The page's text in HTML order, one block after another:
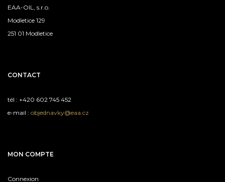
EAA-OIL, s.r.o.
Modletice 129
251 01 Modletice
CONTACT
tél : +420 602 745 452
e-mail : objednavky@eaa.cz
MON COMPTE
Connexion